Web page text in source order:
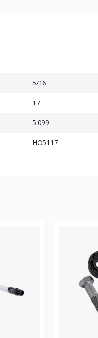
5/16
17
5.099
HO5117